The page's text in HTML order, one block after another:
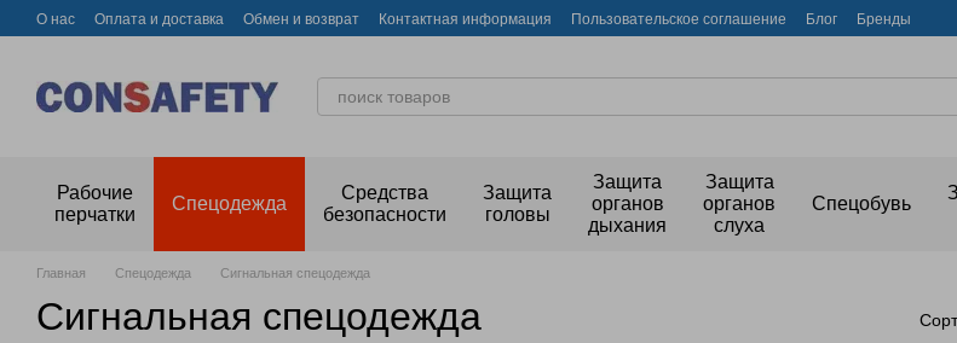
Перейти к основному контенту
О нас Оплата и доставка Обмен и возврат Контактная информация Пользовательское соглашение Блог Бренды
Рабочие
перчатки
Спецодежда
Средства
безопасности
Защита
головы
Защита
органов
дыхания
Защита
органов
слуха
Спецобувь
Главная Спецодежда Сигнальная спецодежда
Сигнальная спецодежда